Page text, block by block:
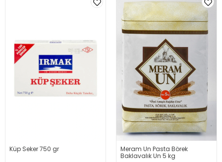
Küp Seker 750 gr
Meram Un Pasta Börek
Baklavalık Un 5 kg